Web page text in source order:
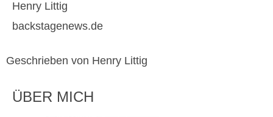
Henry Littig
backstagenews.de
Geschrieben von Henry Littig
ÜBER MICH